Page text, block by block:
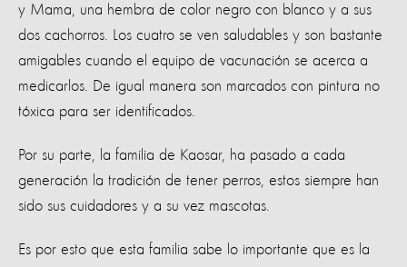
y Mama, una hembra de color negro con blanco y a sus
dos cachorros. Los cuatro se ven saludables y son bastante
amigables cuando el equipo de vacunación se acerca a
medicarlos. De igual manera son marcados con pintura no
tóxica para ser identificados.
Por su parte, la familia de Kaosar, ha pasado a cada
generación la tradición de tener perros, estos siempre han
sido sus cuidadores y a su vez mascotas.
Es por esto que esta familia sabe lo importante que es la